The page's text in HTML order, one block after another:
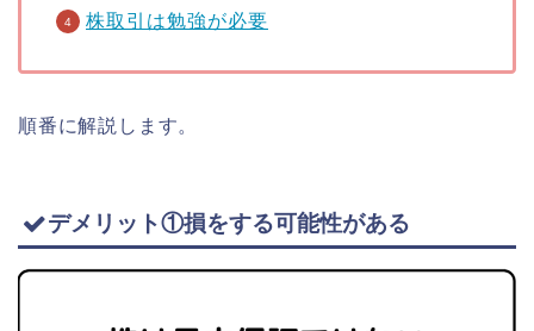
株取引は勉強が必要
順番に解説します。
デメリット①損をする可能性がある